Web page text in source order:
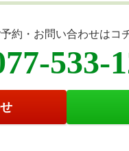
約・お問い合わせはコ
533-